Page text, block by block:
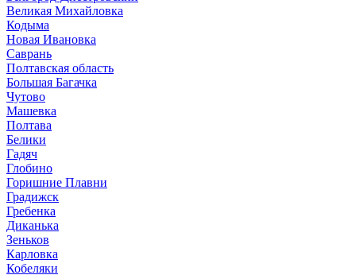
Великая Михайловка
Кодыма
Новая Ивановка
Саврань
Полтавская область
Большая Багачка
Чутово
Машевка
Полтава
Белики
Гадяч
Глобино
Горишние Плавни
Градижск
Гребенка
Диканька
Зеньков
Карловка
Кобеляки